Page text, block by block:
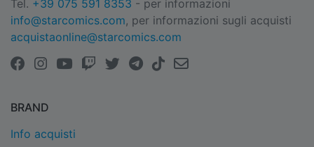
Tel. +39 075 591 8353 - per informazioni
info@starcomics.com, per informazioni sugli acquisti
acquistaonline@starcomics.com
BRAND
Info acquisti